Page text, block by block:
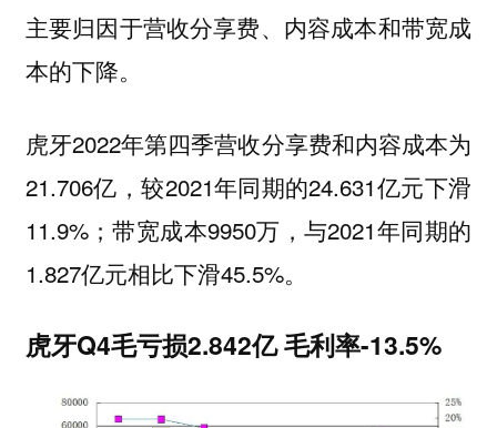
主要归因于营收分享费、内容成本和带宽成
本的下降。
虎牙2022年第四季营收分享费和内容成本为
21.706亿，较2021年同期的24.631亿元下滑
11.9%；带宽成本9950万，与2021年同期的
1.827亿元相比下滑45.5%。
虎牙Q4毛亏损2.842亿 毛利率-13.5%